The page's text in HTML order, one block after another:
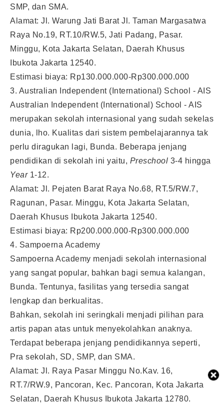
SMP, dan SMA.
Alamat: Jl. Warung Jati Barat Jl. Taman Margasatwa
Raya No.19, RT.10/RW.5, Jati Padang, Pasar.
Minggu, Kota Jakarta Selatan, Daerah Khusus
Ibukota Jakarta 12540.
Estimasi biaya: Rp130.000.000-Rp300.000.000
3. Australian Independent (International) School - AIS
Australian Independent (International) School - AIS
merupakan sekolah internasional yang sudah sekelas
dunia, lho. Kualitas dari sistem pembelajarannya tak
perlu diragukan lagi, Bunda. Beberapa jenjang
pendidikan di sekolah ini yaitu, Preschool 3-4 hingga
Year1-12.
Alamat: Jl. Pejaten Barat Raya No.68, RT.5/RW.7,
Ragunan, Pasar. Minggu, Kota Jakarta Selatan,
Daerah Khusus Ibukota Jakarta 12540.
Estimasi biaya: Rp200.000.000-Rp300.000.000
4. Sampoerna Academy
Sampoerna Academy menjadi sekolah internasional
yang sangat popular, bahkan bagi semua kalangan,
Bunda. Tentunya, fasilitas yang tersedia sangat
lengkap dan berkualitas.
Bahkan, sekolah ini seringkali menjadi pilihan para
artis papan atas untuk menyekolahkan anaknya.
Terdapat beberapa jenjang pendidikannya seperti,
Pra sekolah, SD, SMP, dan SMA.
Alamat: Jl. Raya Pasar Minggu No.Kav. 16,
RT.7/RW.9, Pancoran, Kec. Pancoran, Kota Jakarta
Selatan, Daerah Khusus Ibukota Jakarta 12780.